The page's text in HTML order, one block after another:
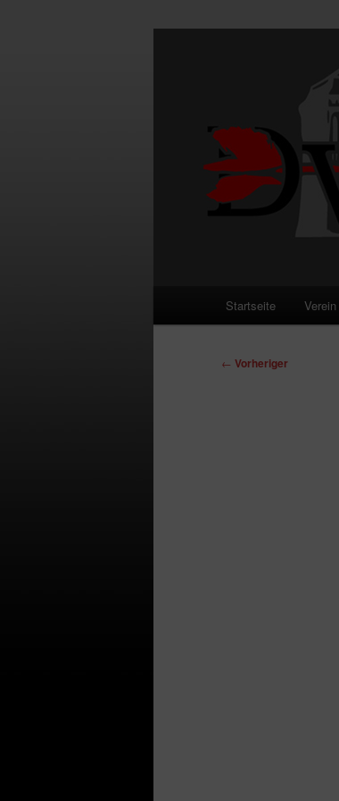
Startseite Verein
Beitragsnavigation
← Vorheriger